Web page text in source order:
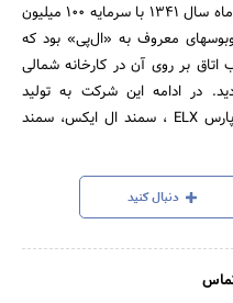
شرکت ایران‌خودرو (سهامی عام) در مرداد ماه سال 1341 با سرمایه 100 میلیون
معروف به «ال‌پی» بود که
بر روی آن در کارخانه شمالی
در ادامه این شرکت به تولید
محصولاتی مانند پیکان، پژو 405 ، پژو پارس ELX ، سمند ال ایکس، سمند
دنبال کنید